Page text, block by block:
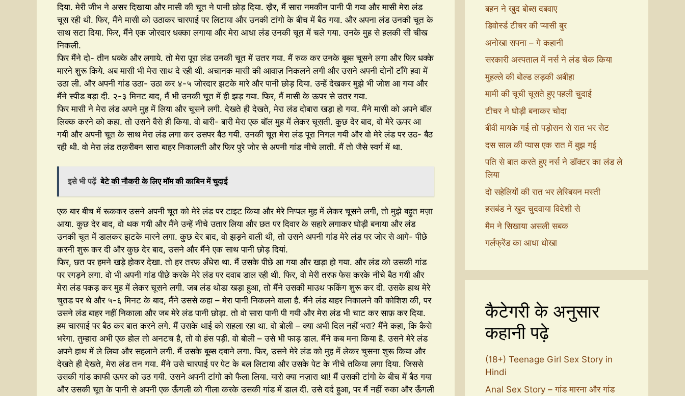
दिया. मेरी जीभ ने असर दिखाया और मासी की चूत ने पानी छोड़ दिया. ख़ैर, मैं सारा नमकीन पानी पी गया और मासी मेरा लंड
चूस रही थी. फिर, मैंने मासी को उठाकर चारपाई पर लिटाया और उनकी टांगो के बीच में बैठ गया. और अपना लंड उनकी चूत के
साथ सटा दिया. फिर, मैंने एक जोरदार धक्का लगाया और मेरा आधा लंड उनकी चूत में चले गया. उनके मुह से हलकी सी चीख
निकली.
फिर मैंने दो- तीन धक्के और लगाये. तो मेरा पूरा लंड उनकी चूत में उतर गया. मैं रुक कर उनके बूब्स चूसने लगा और फिर धक्के
मारने शुरू किये. अब मासी भी मेरा साथ दे रही थी. अचानक मासी की आवाज़ निकलने लगी और उसने अपनी दोनों टाँगे हवा में
उठा ली. और अपनी गांड उठा- उठा कर ४-५ जोरदार झटके मारे और पानी छोड़ दिया. उन्हें देखकर मुझे भी जोश आ गया और
मैंने स्पीड बड़ा दी. २-३ मिनट बाद, मैं भी उनकी चूत में ही झड़ गया. फिर, मैं मासी के ऊपर से उतर गया.
फिर मासी ने मेरा लंड अपने मुह में लिया और चूसने लगी. देखते ही देखते, मेरा लंड दोबारा खड़ा हो गया. मैंने मासी को अपने बॉल
लिक्क करने को कहा. तो उसने वैसे ही किया. वो बारी- बारी मेरा एक बॉल मुह में लेकर चूसती. कुछ देर बाद, वो मेरे ऊपर आ
गयी और अपनी चूत के साथ मेरा लंड लगा कर उसपर बैठ गयी. उनकी चूत मेरा लंड पूरा निगल गयी और वो मेरे लंड पर उठ- बैठ
रही थी. वो मेरा लंड तक़रीबन सारा बाहर निकालती और फिर पुरे जोर से अपनी गांड नीचे लाती. मैं तो जैसे स्वर्ग में था.
इसे भी पढ़ें बेटे की नौकरी के लिए मॉम की काबिन में चुदाई
एक बार बीच में रूककर उसने अपनी चूत को मेरे लंड पर टाइट किया और मेरे निप्पल मुह में लेकर चूसने लगी, तो मुझे बहुत मज़ा
आया. कुछ देर बाद, वो थक गयी और मैंने उन्हें नीचे उतार लिया और छत पर दिवार के सहारे लगाकर घोड़ी बनाया और लंड
उनकी चूत में डालकर झटके मारने लगा. कुछ देर बाद, वो झड़ने वाली थी, तो उसने अपनी गांड मेरे लंड पर जोर से आगे- पीछे
करनी शुरू कर दी और कुछ देर बाद, उसने और मैंने एक साथ पानी छोड़ दियां.
फिर, छत पर हमने खड़े होकर देखा. तो हर तरफ अँधेरा था. मैं उसके पीछे आ गया और खड़ा हो गया. और लंड को उसकी गांड
पर रगड़ने लगा. वो भी अपनी गांड पीछे करके मेरे लंड पर दवाब डाल रही थी. फिर, वो मेरी तरफ फेस करके नीचे बैठ गयी और
मेरा लंड पकड़ कर मुह में लेकर चूसने लगी. जब लंड थोडा खड़ा हुआ, तो मैंने उसकी माउथ फकिंग शुरू कर दी. उसके हाथ मेरे
चुतड पर थे और ५-६ मिनट के बाद, मैंने उससे कहा – मेरा पानी निकलने वाला है. मैंने लंड बाहर निकालने की कोशिश की, पर
उसने लंड बाहर नहीं निकाला और जब मेरे लंड पानी छोड़ा. तो वो सारा पानी पी गयी और मेरा लंड भी चाट कर साफ़ कर दिया.
हम चारपाई पर बैठ कर बात करने लगे. मैं उसके थाई को सहला रहा था. वो बोली – क्या अभी दिल नहीं भरा? मैंने कहा, कि कैसे
भरेगा. तुम्हारा अभी एक होल तो अनटच है, तो वो हंस पड़ी. वो बोली – उसे भी फाड़ डाल. मैंने कब मना किया है. उसने मेरे लंड
अपने हाथ में ले लिया और सहलाने लगी. मैं उसके बूब्स दबाने लगा. फिर, उसने मेरे लंड को मुह में लेकर चुसना शुरू किया और
देखते ही देखते, मेरा लंड तन गया. मैंने उसे चारपाई पर पेट के बल लिटाया और उसके पेट के नीचे तकिया लगा दिया. जिससे
उसकी गांड काफी ऊपर को उठ गयी. उसने अपनी टांगो को फैला लिया. यारो क्या नज़ारा था! मैं उसकी टांगो के बीच में बैठ गया
और उसकी चूत के पानी से अपनी एक ऊँगली को गीला करके उसकी गांड में डाल दी. उसे दर्द हुआ, पर मैं नहीं रुका और ऊँगली
बहन ने खुद बोब्स दबवाए
डिवोर्स्ड टीचर की प्यासी बुर
अनोखा सपना – गे कहानी
सरकारी अस्पताल में नर्स ने लंड चेक किया
मुहल्ले की बोल्ड लड़की अबीहा
मामी की चूची चूसते हुए पहली चुदाई
टीचर ने घोड़ी बनाकर चोदा
बीवी मायके गई तो पड़ोसन से रात भर सेट
दस साल की प्यास एक रात में बुझ गई
पति से बात करते हुए नर्स ने डॉक्टर का लंड ले
लिया
दो सहेलियों की रात भर लेस्बियन मस्ती
हसबंड ने खुद चुदवाया विदेशी से
मैम ने सिखाया असली सबक
गर्लफ्रेंड का आधा धोखा
कैटेगरी के अनुसार
कहानी पढ़े
(18+) Teenage Girl Sex Story in
Hindi
Anal Sex Story – गांड मारना और गांड